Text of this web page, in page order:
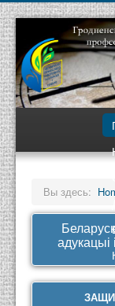
Вы здесь:
адукацыі